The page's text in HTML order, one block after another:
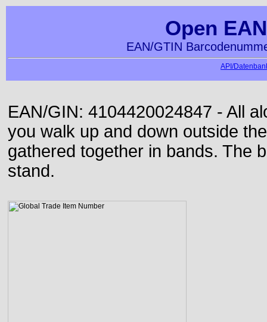
Open
EAN/GTIN
API/
EAN/GIN: 4104420024847 - All
you walk up and down outside
gathered together in bands. The
stand.